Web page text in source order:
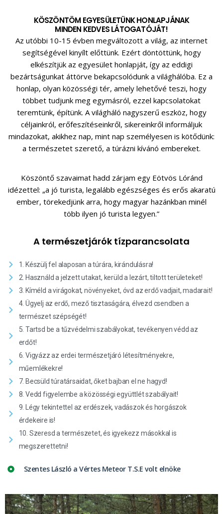
KÖSZÖNTÖM EGYESÜLETÜNKHONLAPJÁNAK
MINDEN KEDVESLÁTOGATÓJÁT!
Az utóbbi 10-15 évben megváltozott a világ, az internet
segítségével kinyílt előttünk. Ezért döntöttünk, hogy
elkészítjük az egyesület honlapját, így az eddigi
bezártságunkat áttörve bekapcsolódunk a világhálóba. Ez a
honlap, olyan közösségi tér, amely lehetővé teszi, hogy
többet tudjunk meg egymásról, ezzel kapcsolatokat
teremtünk, építünk. A világháló nagyszerű eszköz, hogy
céljainkról, erőfeszítéseinkről, sikereinkről informáljuk
mindazokat, akikhez nap, mint nap személyesen is kötődünk:
a természetet szerető, a túrázni kívánó embereket.
Köszöntő szavaimat hadd zárjam egy Eötvös Lóránd
idézettel: „a jó turista, legalább egészséges és erős akaratú
ember, törekedjünk arra, hogy magyar hazánkban minél
több ilyen jó turista legyen.”
A természetjárók tízparancsolata
1. Készülj fel alaposan a túrára, kirándulásra!
2. Használd a jelzett utakat, kerüld a lezárt, tiltott területeket!
3. Kíméld a virágokat, növényeket, óvd az erdő vadjait, madarait!
4. Ügyelj az erdő, mező tisztaságára, élvezd csendben a
természet szépségét!
5. Tartsd be a tűzvédelmi szabályokat, tevékenyen védd az
erdőt!
6. Vigyázz az erdei természetjáró létesítményekre,
műemlékekre!
7. Becsüld túratársaidat, őket bajban el ne hagyd!
8. Vedd figyelembe a közösségi együttlét szabályait!
9. Légy tekintettel az erdészek, vadászok és horgászok
érdekeire is!
10. Szeresd a természetet, és igyekezz másokkal is
megszerettetni!
Szentes László a Vértes Meteor T.S.E volt elnöke